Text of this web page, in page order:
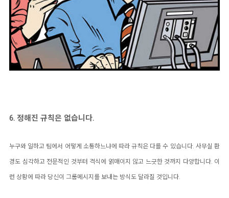
6. 정해진 규칙은 없습니다.
누구와 일하고 팀에서 어떻게 소통하느냐에 따라 규칙은 다를 수 있습니다. 사무실 환
경도 심각하고 전문적인 것부터 격식에 얽매이지 않고 느긋한 것까지 다양합니다. 이
런 상황에 따라 당신이 그룹메시지를 보내는 방식도 달라질 것입니다.